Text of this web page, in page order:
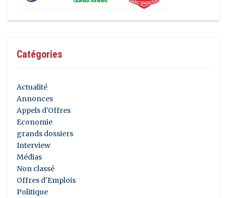
Catégories
Actualité
Annonces
Appels d'Offres
Economie
grands dossiers
Interview
Médias
Non classé
Offres d'Emplois
Politique